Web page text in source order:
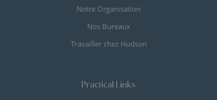
Notre Organisation
Nos Bureaux
Travailler chez Hudson
Practical Links